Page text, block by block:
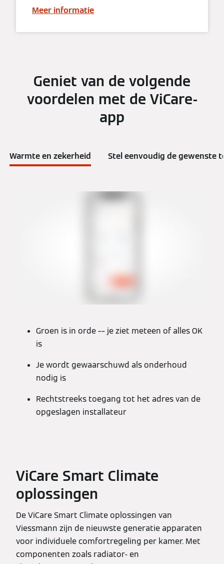
Meer informatie
Geniet van de volgende
voordelen met de ViCare-
app
Warmte en zekerheid Stel eenvoudig de gewenste
Groen is in orde –– je ziet meteen of alles OK
is
Je wordt gewaarschuwd als onderhoud
nodig is
Rechtstreeks toegang tot het adres van de
opgeslagen installateur
ViCare Smart Climate
oplossingen
De ViCare Smart Climate oplossingen van
Viessmann zijn de nieuwste generatie apparaten
voor individuele comfortregeling per kamer. Met
componenten zoals radiator- en